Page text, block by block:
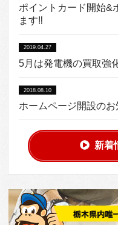
ポイントカード開始&
ます‼︎
2019.04.27
5月は発電機の買取強
2018.08.10
ホームページ開設のお
新着